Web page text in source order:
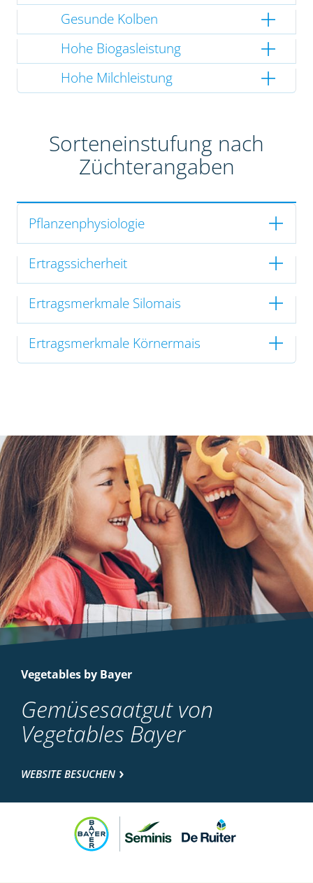
Gesunde Kolben
Hohe Biogasleistung
Hohe Milchleistung
Sorteneinstufung nach
Züchterangaben
Pflanzenphysiologie
Ertragssicherheit
Ertragsmerkmale Silomais
Ertragsmerkmale Körnermais
Vegetables by Bayer
Gemüsesaatgut von
Vegetables Bayer
WEBSITE BESUCHEN